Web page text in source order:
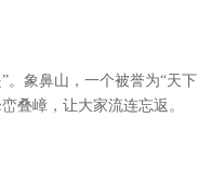
。象鼻山，一个被誉为“天下
叠嶂，让大家流连忘返。